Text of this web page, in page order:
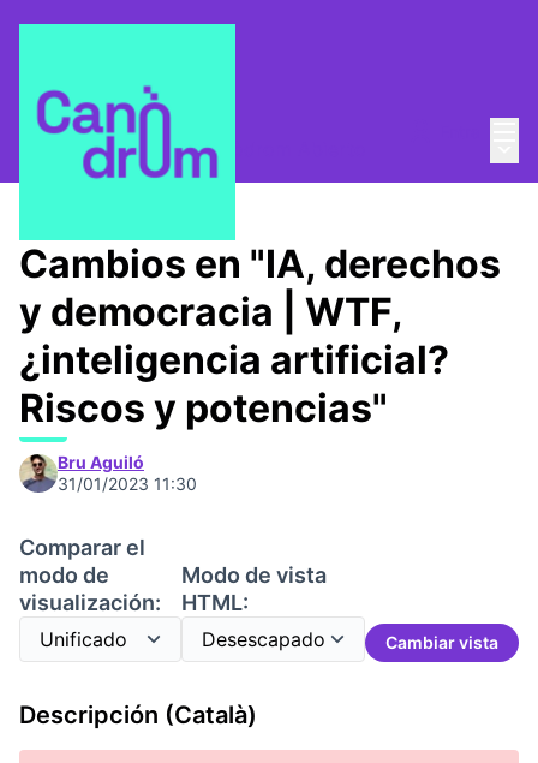
¿Quienes somos? / Canòdrom Abierto
Cambios en "IA, derechos
y democracia | WTF,
¿inteligencia artificial?
Riscos y potencias"
Bru Aguiló
31/01/2023 11:30
Comparar el
modo de
visualización:
Modo de vista
HTML:
Cambiar vista
Descripción (Català)